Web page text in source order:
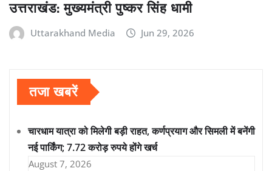
उत्तराखंड: मुख्यमंत्री पुष्कर सिंह धामी
Uttarakhand Media Jun 29, 2026
तजा खबरें
चारधाम यात्रा को मिलेगी बड़ी राहत, कर्णप्रयाग और सिमली में बनेंगी
नई पार्किंग; 7.72 करोड़ रुपये होंगे खर्च
August 7, 2026